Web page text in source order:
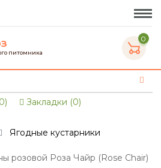
питомника
0
Закладки (0)
Ягодные кустарники
розовой Роза Чайр (Rose Chair)